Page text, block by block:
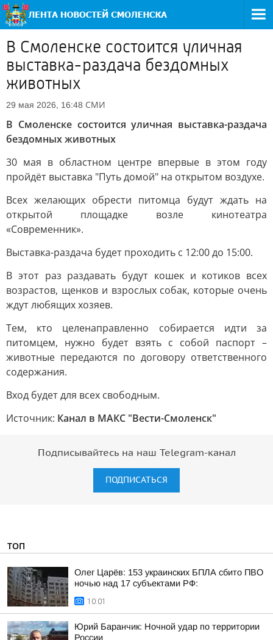
В Смоленске состоится уличная
выставка-раздача бездомных
животных
29 мая 2026, 16:48 СМИ
В Смоленске состоится уличная выставка-раздача
бездомных животных
30 мая в областном центре впервые в этом году
пройдёт выставка "Путь домой" на открытом воздухе.
Всех желающих обрести питомца будут ждать на
открытой площадке возле кинотеатра
«Современник».
Выставка-раздача будет проходить с 12:00 до 15:00.
В этот раз раздавать будут кошек и котиков всех
возрастов, щенков и взрослых собак, которые очень
ждут любящих хозяев.
Тем, кто целенаправленно собирается идти за
питомцем, нужно будет взять с собой паспорт –
животные передаются по договору ответственного
содержания.
Вход будет для всех свободным.
Источник: Канал в МАКС "Вести-Смоленск"
Подписывайтесь на наш Telegram-канал
ПОДПИСАТЬСЯ
ТОП
Олег Царёв: 153 украинских БПЛА сбито ПВО
ночью над 17 субъектами РФ:
10:01
Юрий Баранчик: Ночной удар по территории
России